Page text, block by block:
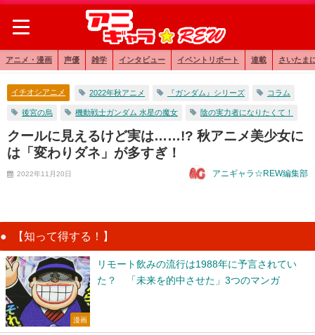
アニメ・漫画 声優 雑学 インタビュー イベントリポート 連載 さいたま
イチオシアニメ 2022年秋アニメ 『ガンダム』シリーズ コラム
後宮の烏 機動戦士ガンダム 水星の魔女 陰の実力者になりたくて！
クールに見えるけど実は……!? 秋アニメ美少女に
は「変わりダネ」が多すぎ！
2022年11月20日 アニギャラ☆REW編集部
【知って得する！】
漫画
リモート飲みの流行は1988年に予言されてい
た？ 「未来を的中させた」3つのマンガ